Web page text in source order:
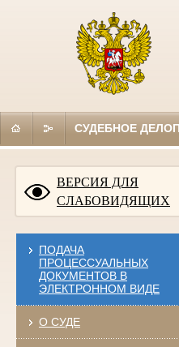
СУДЕБНОЕ
ВЕРСИЯ ДЛЯ
СЛАБОВИДЯЩИХ
ПОДАЧА
ПРОЦЕССУАЛЬНЫХ
ДОКУМЕНТОВ В
ЭЛЕКТРОННОМ ВИДЕ
О СУДЕ